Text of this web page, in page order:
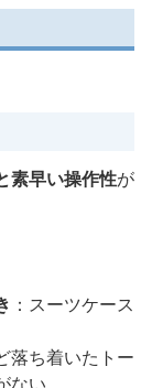
素早い操作性が
：スーツケース
落ち着いたトー